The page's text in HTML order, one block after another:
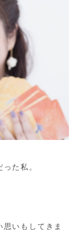
た私。
いもしてきま